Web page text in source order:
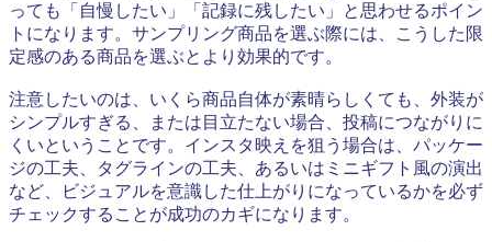
っても「自慢したい」「記録に残したい」と思わせるポイン
トになります。サンプリング商品を選ぶ際には、こうした限
定感のある商品を選ぶとより効果的です。
注意したいのは、いくら商品自体が素晴らしくても、外装が
シンプルすぎる、または目立たない場合、投稿につながりに
くいということです。インスタ映えを狙う場合は、パッケー
ジの工夫、タグラインの工夫、あるいはミニギフト風の演出
など、ビジュアルを意識した仕上がりになっているかを必ず
チェックすることが成功のカギになります。